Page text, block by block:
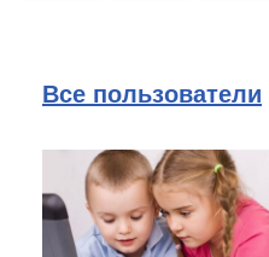
Все пользователи